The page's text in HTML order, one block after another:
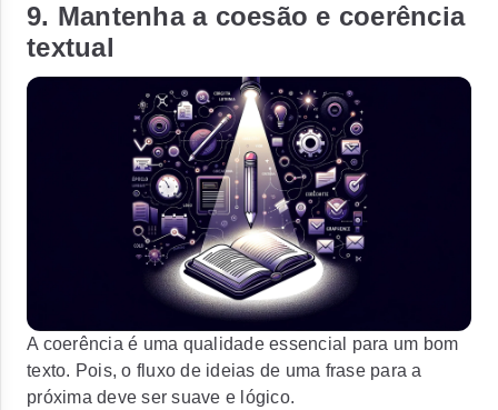
9. Mantenha a coesão e coerência
textual
A coerência é uma qualidade essencial para um bom
texto. Pois, o fluxo de ideias de uma frase para a
próxima deve ser suave e lógico.